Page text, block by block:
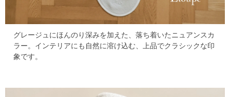
グレージュにほんのり深みを加えた、落ち着いたニュアンスカ
ラー。 インテリアにも自然に溶け込む、上品でクラシックな印
象です。